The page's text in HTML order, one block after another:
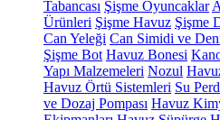
Tabancası Şişme Oyuncaklar
Ürünleri Şişme Havuz Şişme
Can Yeleği Can Simidi ve
Şişme Bot Havuz Bonesi
Yapı Malzemeleri Nozul
Havuz Örtü Sistemleri Su
ve Dozaj Pompası Havuz